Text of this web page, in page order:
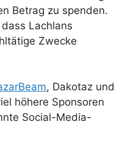
Betrag zu spenden.
Lachlans
Zwecke
, Dakotaz und
höhere Sponsoren
Social-Media-